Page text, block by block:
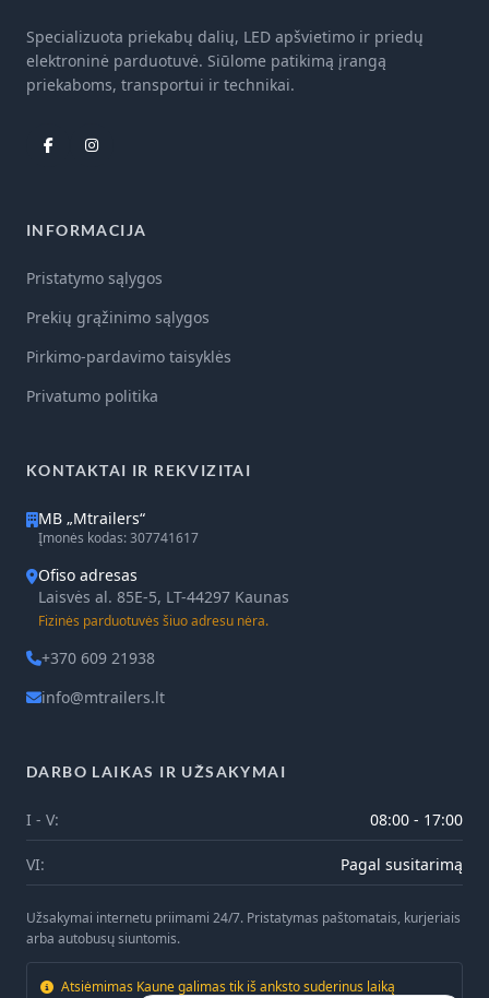
Specializuota priekabų dalių, LED apšvietimo ir priedų
elektroninė parduotuvė. Siūlome patikimą įrangą
priekaboms, transportui ir technikai.
INFORMACIJA
Pristatymo sąlygos
Prekių grąžinimo sąlygos
Pirkimo-pardavimo taisyklės
Privatumo politika
KONTAKTAI IR REKVIZITAI
MB „Mtrailers“
Įmonės kodas: 307741617
Ofiso adresas
Laisvės al. 85E-5, LT-44297 Kaunas
Fizinės parduotuvės šiuo adresu nėra.
+370 609 21938
info@mtrailers.lt
DARBO LAIKAS IR UŽSAKYMAI
I - V: 08:00 - 17:00
VI: Pagal susitarimą
Užsakymai internetu priimami 24/7. Pristatymas paštomatais, kurjeriais
arba autobusų siuntomis.
Atsiėmimas Kaune galimas tik iš anksto suderinus laiką